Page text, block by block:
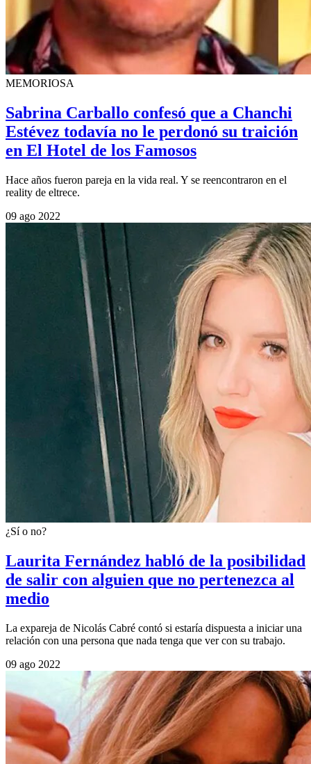
MEMORIOSA
Sabrina Carballo confesó que a Chanchi
Estévez todavía no le perdonó su traición
en El Hotel de los Famosos
Hace años fueron pareja en la vida real. Y se reencontraron en el
reality de eltrece.
09 ago 2022
¿Sí o no?
Laurita Fernández habló de la posibilidad
de salir con alguien que no pertenezca al
medio
La expareja de Nicolás Cabré contó si estaría dispuesta a iniciar una
relación con una persona que nada tenga que ver con su trabajo.
09 ago 2022